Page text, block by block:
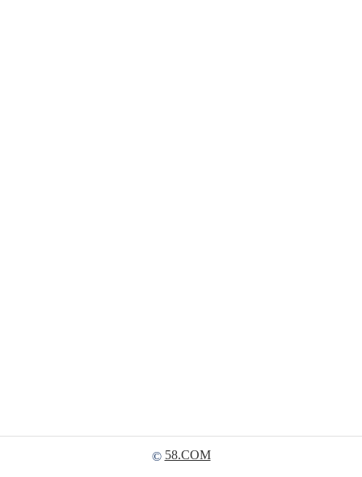
© 58.COM